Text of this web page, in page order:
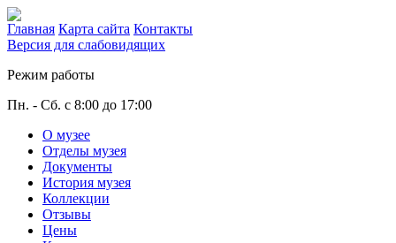
Главная Карта сайта Контакты
Версия для слабовидящих
Режим работы
Пн. - Сб. с 8:00 до 17:00
О музее
Отделы музея
Документы
История музея
Коллекции
Отзывы
Цены